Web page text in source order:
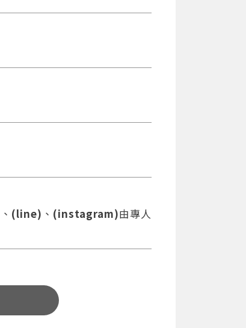
、 (line) 、 (instagram)由專人